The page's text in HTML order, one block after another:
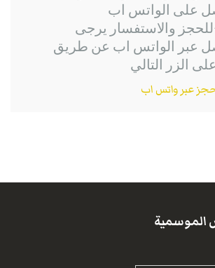
على الواتس اب
للحجز والاستفسار يرجى
عبر الواتس اب عن طريق
الزر التالي
عبر واتس اب
الموسمية